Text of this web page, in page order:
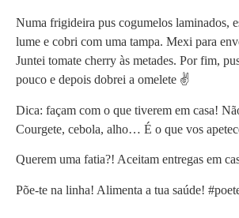
Numa frigideira pus cogumelos laminados,
lume e cobri com uma tampa. Mexi para
Juntei tomate cherry às metades. Por fim,
pouco e depois dobrei a omelete ✌
Dica: façam com o que tiverem em casa!
Courgete, cebola, alho… É o que vos
Querem uma fatia?! Aceitam entregas em
Põe-te na linha! Alimenta a tua saúde!